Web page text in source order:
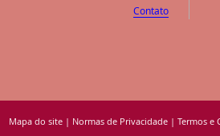
Contato
Mapa do site | Normas de Privacidade | Termos e